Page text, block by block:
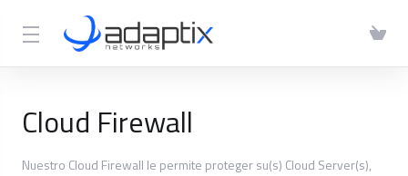
Cloud Firewall
Nuestro Cloud Firewall le permite proteger su(s) Cloud Server(s),